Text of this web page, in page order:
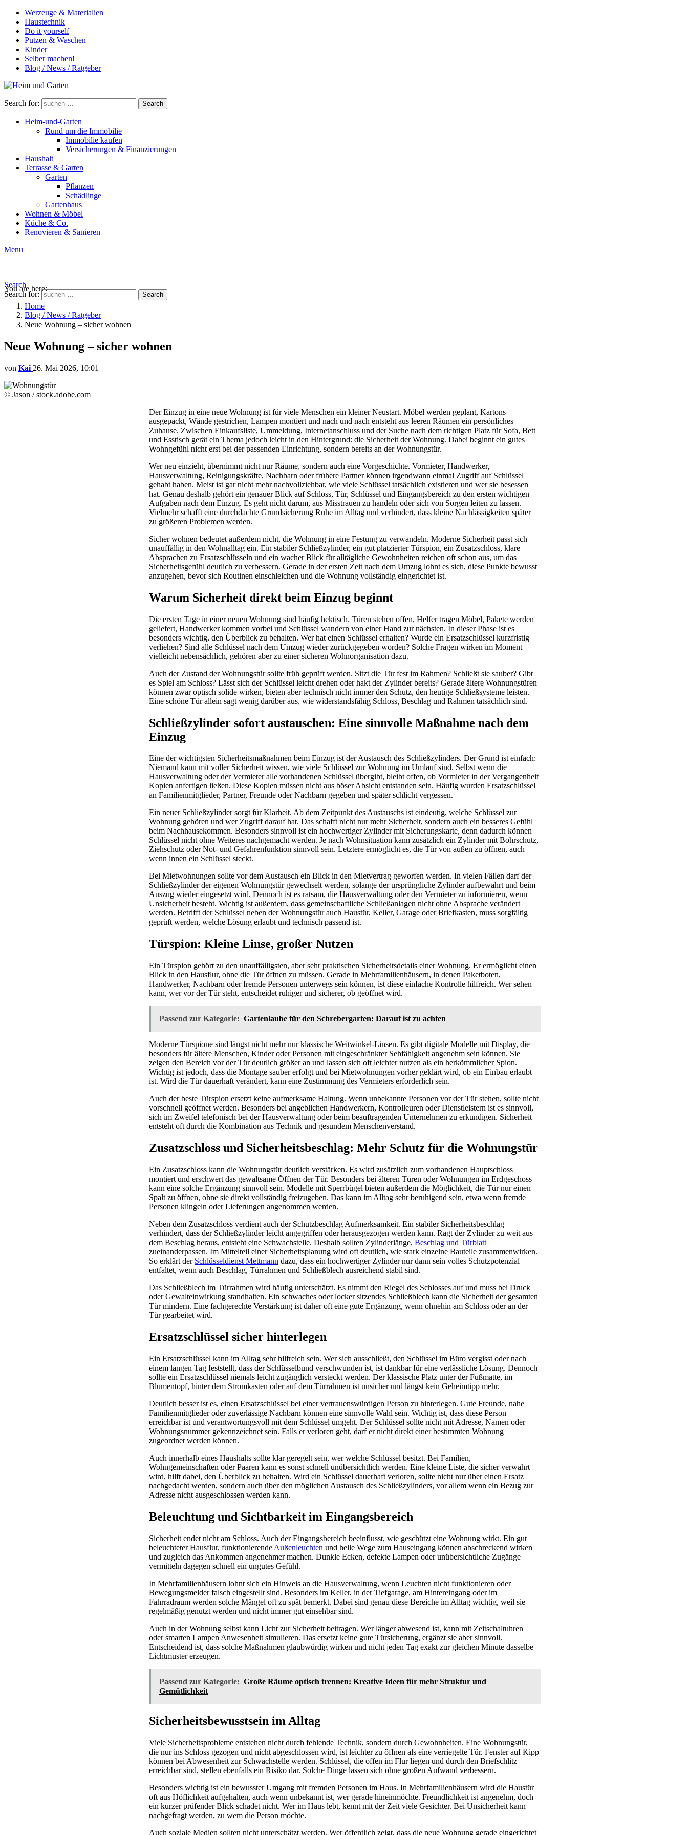
Werzeuge & Materialien
Haustechnik
Do it yourself
Putzen & Waschen
Kinder
Selber machen!
Blog / News / Ratgeber
Search for: Search
Heim-und-Garten
Rund um die Immobilie
Immobilie kaufen
Versicherungen & Finanzierungen
Haushalt
Terrasse & Garten
Garten
Pflanzen
Schädlinge
Gartenhaus
Wohnen & Möbel
Küche & Co.
Renovieren & Sanieren
Menu
Search
Search for:
Search
You are here:
Home
Blog / News / Ratgeber
Neue Wohnung – sicher wohnen
Neue Wohnung – sicher wohnen
von Kai 26. Mai 2026, 10:01
© Jason / stock.adobe.com
Der Einzug in eine neue Wohnung ist für viele Menschen ein kleiner Neustart. Möbel werden geplant, Kartons
ausgepackt, Wände gestrichen, Lampen montiert und nach und nach entsteht aus leeren Räumen ein persönliches
Zuhause. Zwischen Einkaufsliste, Ummeldung, Internetanschluss und der Suche nach dem richtigen Platz für Sofa, Bett
und Esstisch gerät ein Thema jedoch leicht in den Hintergrund: die Sicherheit der Wohnung. Dabei beginnt ein gutes
Wohngefühl nicht erst bei der passenden Einrichtung, sondern bereits an der Wohnungstür.
Wer neu einzieht, übernimmt nicht nur Räume, sondern auch eine Vorgeschichte. Vormieter, Handwerker,
Hausverwaltung, Reinigungskräfte, Nachbarn oder frühere Partner können irgendwann einmal Zugriff auf Schlüssel
gehabt haben. Meist ist gar nicht mehr nachvollziehbar, wie viele Schlüssel tatsächlich existieren und wer sie besessen
hat. Genau deshalb gehört ein genauer Blick auf Schloss, Tür, Schlüssel und Eingangsbereich zu den ersten wichtigen
Aufgaben nach dem Einzug. Es geht nicht darum, aus Misstrauen zu handeln oder sich von Sorgen leiten zu lassen.
Vielmehr schafft eine durchdachte Grundsicherung Ruhe im Alltag und verhindert, dass kleine Nachlässigkeiten später
zu größeren Problemen werden.
Sicher wohnen bedeutet außerdem nicht, die Wohnung in eine Festung zu verwandeln. Moderne Sicherheit passt sich
unauffällig in den Wohnalltag ein. Ein stabiler Schließzylinder, ein gut platzierter Türspion, ein Zusatzschloss, klare
Absprachen zu Ersatzschlüsseln und ein wacher Blick für alltägliche Gewohnheiten reichen oft schon aus, um das
Sicherheitsgefühl deutlich zu verbessern. Gerade in der ersten Zeit nach dem Umzug lohnt es sich, diese Punkte bewusst
anzugehen, bevor sich Routinen einschleichen und die Wohnung vollständig eingerichtet ist.
Warum Sicherheit direkt beim Einzug beginnt
Die ersten Tage in einer neuen Wohnung sind häufig hektisch. Türen stehen offen, Helfer tragen Möbel, Pakete werden
geliefert, Handwerker kommen vorbei und Schlüssel wandern von einer Hand zur nächsten. In dieser Phase ist es
besonders wichtig, den Überblick zu behalten. Wer hat einen Schlüssel erhalten? Wurde ein Ersatzschlüssel kurzfristig
verliehen? Sind alle Schlüssel nach dem Umzug wieder zurückgegeben worden? Solche Fragen wirken im Moment
vielleicht nebensächlich, gehören aber zu einer sicheren Wohnorganisation dazu.
Auch der Zustand der Wohnungstür sollte früh geprüft werden. Sitzt die Tür fest im Rahmen? Schließt sie sauber? Gibt
es Spiel am Schloss? Lässt sich der Schlüssel leicht drehen oder hakt der Zylinder bereits? Gerade ältere Wohnungstüren
können zwar optisch solide wirken, bieten aber technisch nicht immer den Schutz, den heutige Schließsysteme leisten.
Eine schöne Tür allein sagt wenig darüber aus, wie widerstandsfähig Schloss, Beschlag und Rahmen tatsächlich sind.
Schließzylinder sofort austauschen: Eine sinnvolle Maßnahme nach dem
Einzug
Eine der wichtigsten Sicherheitsmaßnahmen beim Einzug ist der Austausch des Schließzylinders. Der Grund ist einfach:
Niemand kann mit voller Sicherheit wissen, wie viele Schlüssel zur Wohnung im Umlauf sind. Selbst wenn die
Hausverwaltung oder der Vermieter alle vorhandenen Schlüssel übergibt, bleibt offen, ob Vormieter in der Vergangenheit
Kopien anfertigen ließen. Diese Kopien müssen nicht aus böser Absicht entstanden sein. Häufig wurden Ersatzschlüssel
an Familienmitglieder, Partner, Freunde oder Nachbarn gegeben und später schlicht vergessen.
Ein neuer Schließzylinder sorgt für Klarheit. Ab dem Zeitpunkt des Austauschs ist eindeutig, welche Schlüssel zur
Wohnung gehören und wer Zugriff darauf hat. Das schafft nicht nur mehr Sicherheit, sondern auch ein besseres Gefühl
beim Nachhausekommen. Besonders sinnvoll ist ein hochwertiger Zylinder mit Sicherungskarte, denn dadurch können
Schlüssel nicht ohne Weiteres nachgemacht werden. Je nach Wohnsituation kann zusätzlich ein Zylinder mit Bohrschutz,
Ziehschutz oder Not- und Gefahrenfunktion sinnvoll sein. Letztere ermöglicht es, die Tür von außen zu öffnen, auch
wenn innen ein Schlüssel steckt.
Bei Mietwohnungen sollte vor dem Austausch ein Blick in den Mietvertrag geworfen werden. In vielen Fällen darf der
Schließzylinder der eigenen Wohnungstür gewechselt werden, solange der ursprüngliche Zylinder aufbewahrt und beim
Auszug wieder eingesetzt wird. Dennoch ist es ratsam, die Hausverwaltung oder den Vermieter zu informieren, wenn
Unsicherheit besteht. Wichtig ist außerdem, dass gemeinschaftliche Schließanlagen nicht ohne Absprache verändert
werden. Betrifft der Schlüssel neben der Wohnungstür auch Haustür, Keller, Garage oder Briefkasten, muss sorgfältig
geprüft werden, welche Lösung erlaubt und technisch passend ist.
Türspion: Kleine Linse, großer Nutzen
Ein Türspion gehört zu den unauffälligsten, aber sehr praktischen Sicherheitsdetails einer Wohnung. Er ermöglicht einen
Blick in den Hausflur, ohne die Tür öffnen zu müssen. Gerade in Mehrfamilienhäusern, in denen Paketboten,
Handwerker, Nachbarn oder fremde Personen unterwegs sein können, ist diese einfache Kontrolle hilfreich. Wer sehen
kann, wer vor der Tür steht, entscheidet ruhiger und sicherer, ob geöffnet wird.
Passend zur Kategorie: Gartenlaube für den Schrebergarten: Darauf ist zu achten
Moderne Türspione sind längst nicht mehr nur klassische Weitwinkel-Linsen. Es gibt digitale Modelle mit Display, die
besonders für ältere Menschen, Kinder oder Personen mit eingeschränkter Sehfähigkeit angenehm sein können. Sie
zeigen den Bereich vor der Tür deutlich größer an und lassen sich oft leichter nutzen als ein herkömmlicher Spion.
Wichtig ist jedoch, dass die Montage sauber erfolgt und bei Mietwohnungen vorher geklärt wird, ob ein Einbau erlaubt
ist. Wird die Tür dauerhaft verändert, kann eine Zustimmung des Vermieters erforderlich sein.
Auch der beste Türspion ersetzt keine aufmerksame Haltung. Wenn unbekannte Personen vor der Tür stehen, sollte nicht
vorschnell geöffnet werden. Besonders bei angeblichen Handwerkern, Kontrolleuren oder Dienstleistern ist es sinnvoll,
sich im Zweifel telefonisch bei der Hausverwaltung oder beim beauftragenden Unternehmen zu erkundigen. Sicherheit
entsteht oft durch die Kombination aus Technik und gesundem Menschenverstand.
Zusatzschloss und Sicherheitsbeschlag: Mehr Schutz für die Wohnungstür
Ein Zusatzschloss kann die Wohnungstür deutlich verstärken. Es wird zusätzlich zum vorhandenen Hauptschloss
montiert und erschwert das gewaltsame Öffnen der Tür. Besonders bei älteren Türen oder Wohnungen im Erdgeschoss
kann eine solche Ergänzung sinnvoll sein. Modelle mit Sperrbügel bieten außerdem die Möglichkeit, die Tür nur einen
Spalt zu öffnen, ohne sie direkt vollständig freizugeben. Das kann im Alltag sehr beruhigend sein, etwa wenn fremde
Personen klingeln oder Lieferungen angenommen werden.
Neben dem Zusatzschloss verdient auch der Schutzbeschlag Aufmerksamkeit. Ein stabiler Sicherheitsbeschlag
verhindert, dass der Schließzylinder leicht angegriffen oder herausgezogen werden kann. Ragt der Zylinder zu weit aus
dem Beschlag heraus, entsteht eine Schwachstelle. Deshalb sollten Zylinderlänge, Beschlag und Türblatt
zueinanderpassen. Im Mittelteil einer Sicherheitsplanung wird oft deutlich, wie stark einzelne Bauteile zusammenwirken.
So erklärt der Schlüsseldienst Mettmann dazu, dass ein hochwertiger Zylinder nur dann sein volles Schutzpotenzial
entfaltet, wenn auch Beschlag, Türrahmen und Schließblech ausreichend stabil sind.
Das Schließblech im Türrahmen wird häufig unterschätzt. Es nimmt den Riegel des Schlosses auf und muss bei Druck
oder Gewalteinwirkung standhalten. Ein schwaches oder locker sitzendes Schließblech kann die Sicherheit der gesamten
Tür mindern. Eine fachgerechte Verstärkung ist daher oft eine gute Ergänzung, wenn ohnehin am Schloss oder an der
Tür gearbeitet wird.
Ersatzschlüssel sicher hinterlegen
Ein Ersatzschlüssel kann im Alltag sehr hilfreich sein. Wer sich ausschließt, den Schlüssel im Büro vergisst oder nach
einem langen Tag feststellt, dass der Schlüsselbund verschwunden ist, ist dankbar für eine verlässliche Lösung. Dennoch
sollte ein Ersatzschlüssel niemals leicht zugänglich versteckt werden. Der klassische Platz unter der Fußmatte, im
Blumentopf, hinter dem Stromkasten oder auf dem Türrahmen ist unsicher und längst kein Geheimtipp mehr.
Deutlich besser ist es, einen Ersatzschlüssel bei einer vertrauenswürdigen Person zu hinterlegen. Gute Freunde, nahe
Familienmitglieder oder zuverlässige Nachbarn können eine sinnvolle Wahl sein. Wichtig ist, dass diese Person
erreichbar ist und verantwortungsvoll mit dem Schlüssel umgeht. Der Schlüssel sollte nicht mit Adresse, Namen oder
Wohnungsnummer gekennzeichnet sein. Falls er verloren geht, darf er nicht direkt einer bestimmten Wohnung
zugeordnet werden können.
Auch innerhalb eines Haushalts sollte klar geregelt sein, wer welche Schlüssel besitzt. Bei Familien,
Wohngemeinschaften oder Paaren kann es sonst schnell unübersichtlich werden. Eine kleine Liste, die sicher verwahrt
wird, hilft dabei, den Überblick zu behalten. Wird ein Schlüssel dauerhaft verloren, sollte nicht nur über einen Ersatz
nachgedacht werden, sondern auch über den möglichen Austausch des Schließzylinders, vor allem wenn ein Bezug zur
Adresse nicht ausgeschlossen werden kann.
Beleuchtung und Sichtbarkeit im Eingangsbereich
Sicherheit endet nicht am Schloss. Auch der Eingangsbereich beeinflusst, wie geschützt eine Wohnung wirkt. Ein gut
beleuchteter Hausflur, funktionierende Außenleuchten und helle Wege zum Hauseingang können abschreckend wirken
und zugleich das Ankommen angenehmer machen. Dunkle Ecken, defekte Lampen oder unübersichtliche Zugänge
vermitteln dagegen schnell ein ungutes Gefühl.
In Mehrfamilienhäusern lohnt sich ein Hinweis an die Hausverwaltung, wenn Leuchten nicht funktionieren oder
Bewegungsmelder falsch eingestellt sind. Besonders im Keller, in der Tiefgarage, am Hintereingang oder im
Fahrradraum werden solche Mängel oft zu spät bemerkt. Dabei sind genau diese Bereiche im Alltag wichtig, weil sie
regelmäßig genutzt werden und nicht immer gut einsehbar sind.
Auch in der Wohnung selbst kann Licht zur Sicherheit beitragen. Wer länger abwesend ist, kann mit Zeitschaltuhren
oder smarten Lampen Anwesenheit simulieren. Das ersetzt keine gute Türsicherung, ergänzt sie aber sinnvoll.
Entscheidend ist, dass solche Maßnahmen glaubwürdig wirken und nicht jeden Tag exakt zur gleichen Minute dasselbe
Lichtmuster erzeugen.
Passend zur Kategorie: Große Räume optisch trennen: Kreative Ideen für mehr Struktur und
Gemütlichkeit
Sicherheitsbewusstsein im Alltag
Viele Sicherheitsprobleme entstehen nicht durch fehlende Technik, sondern durch Gewohnheiten. Eine Wohnungstür,
die nur ins Schloss gezogen und nicht abgeschlossen wird, ist leichter zu öffnen als eine verriegelte Tür. Fenster auf Kipp
können bei Abwesenheit zur Schwachstelle werden. Schlüssel, die offen im Flur liegen und durch den Briefschlitz
erreichbar sind, stellen ebenfalls ein Risiko dar. Solche Dinge lassen sich ohne großen Aufwand verbessern.
Besonders wichtig ist ein bewusster Umgang mit fremden Personen im Haus. In Mehrfamilienhäusern wird die Haustür
oft aus Höflichkeit aufgehalten, auch wenn unbekannt ist, wer gerade hineinmöchte. Freundlichkeit ist angenehm, doch
ein kurzer prüfender Blick schadet nicht. Wer im Haus lebt, kennt mit der Zeit viele Gesichter. Bei Unsicherheit kann
nachgefragt werden, zu wem die Person möchte.
Auch soziale Medien sollten nicht unterschätzt werden. Wer öffentlich zeigt, dass die neue Wohnung gerade eingerichtet